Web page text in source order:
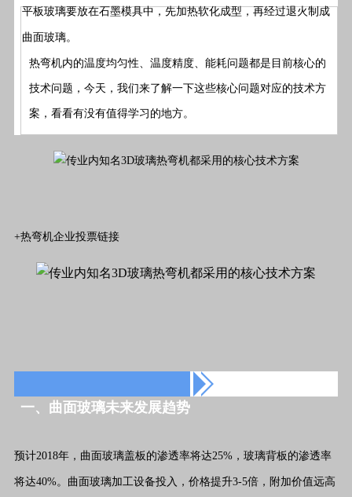
平板玻璃要放在石墨模具中，先加热软化成型，再经过退火制成
曲面玻璃。
热弯机内的温度均匀性、温度精度、能耗问题都是目前核心的
技术问题，今天，我们来了解一下这些核心问题对应的技术方
案，看看有没有值得学习的地方。
+热弯机企业投票链接
一、曲面玻璃未来发展趋势
预计2018年，曲面玻璃盖板的渗透率将达25%，玻璃背板的渗透率
将达40%。曲面玻璃加工设备投入，价格提升3-5倍，附加价值远高